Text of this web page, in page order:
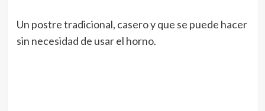
Un postre tradicional, casero y que se puede hacer
sin necesidad de usar el horno.